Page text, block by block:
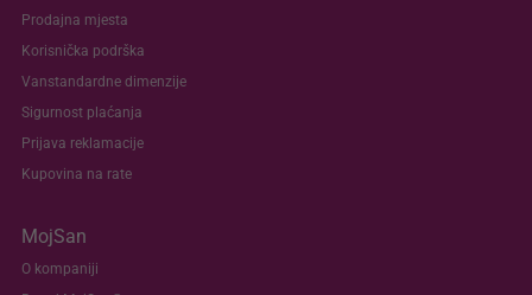
Prodajna mjesta
Korisnička podrška
Vanstandardne dimenzije
Sigurnost plaćanja
Prijava reklamacije
Kupovina na rate
MojSan
O kompaniji